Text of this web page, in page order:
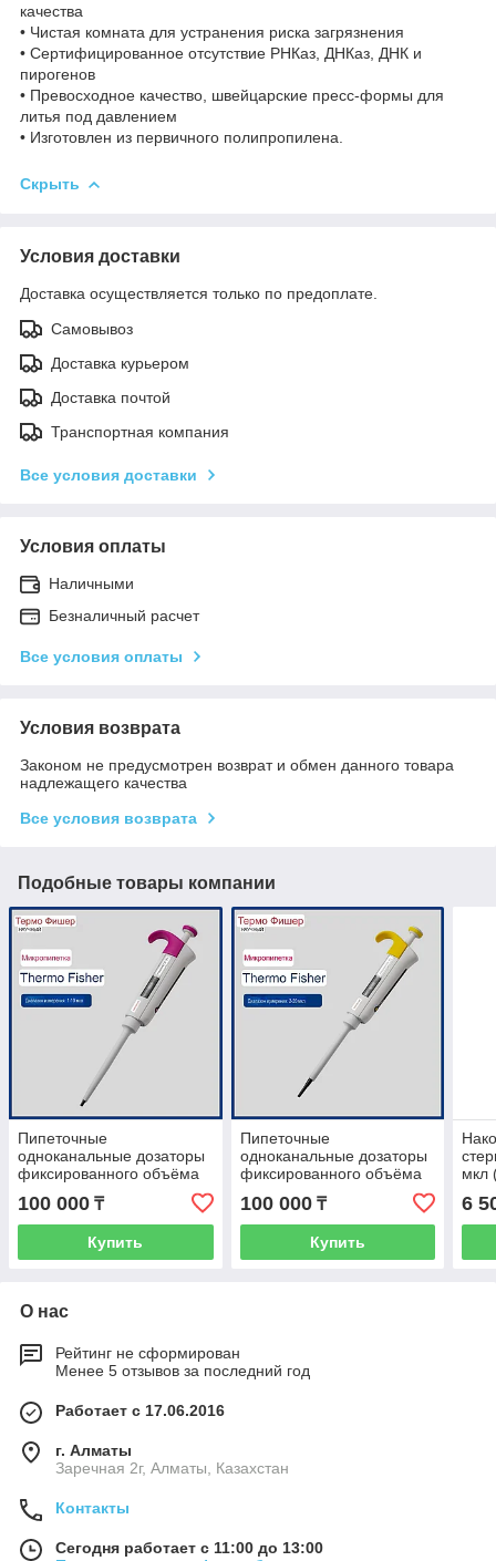
качества
• Чистая комната для устранения риска загрязнения
• Сертифицированное отсутствие РНКаз, ДНКаз, ДНК и
пирогенов
• Превосходное качество, швейцарские пресс-формы для
литья под давлением
• Изготовлен из первичного полипропилена.
Скрыть
Условия доставки
Доставка осуществляется только по предоплате.
Самовывоз
Доставка курьером
Доставка почтой
Транспортная компания
Все условия доставки
Условия оплаты
Наличными
Безналичный расчет
Все условия оплаты
Условия возврата
Законом не предусмотрен возврат и обмен данного товара
надлежащего качества
Все условия возврата
Подобные товары компании
Пипеточные
одноканальные дозаторы
фиксированного объёма
1-10 мкл Thermo Scientific
Лайт
100 000 ₸
Купить
Пипеточные
одноканальные дозаторы
фиксированного объёма
2-20 мкл Thermo Scientific
Лайт
100 000₸
Купить
мкл
6
О нас
Рейтинг не сформирован
Менее 5 отзывов за последний год
Работает с 17.06.2016
г. Алматы
Заречная 2г, Алматы, Казахстан
Контакты
Сегодня работает с 11:00 до 13:00